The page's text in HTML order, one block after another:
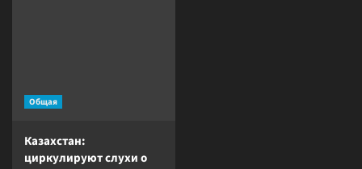
Общая
Казахстан:
циркулируют слухи о